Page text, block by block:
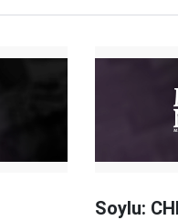
Soylu: